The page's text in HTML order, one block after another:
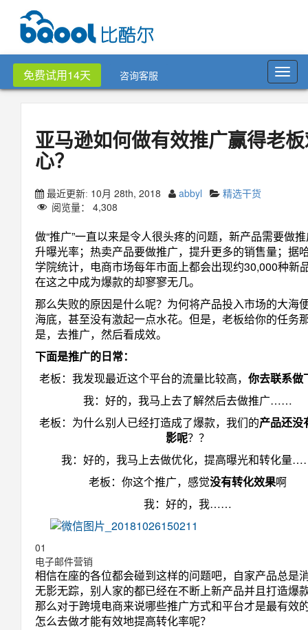
免费试用14天 咨询客服
亚马逊如何做有效推广赢得老
心？
最近更新: 10月 28th, 2018 abbyl
精选干货
阅览量： 4,308
做“推广”一直以来是令人很头疼的问题，新产品需要做
升曝光率；热卖产品要做推广，提升更多的销售量；据
学院统计，电商市场每年市面上都会出现约30,000种新
在这之中成为爆款的却寥寥无几。
那么失败的原因是什么呢？为何将产品投入市场的大海
海底，甚至没有激起一点水花。但是，老板给你的任务
是，去推广，然后看成效。
下面是推广的日常：
老板：我发现最近这个平台的流量比较高， 你去联系做
我：好的，我马上去了解然后去做推广……
老板：为什么别人已经打造成了爆款，我们的产品还没
影呢？？
我：好的，我马上去做优化，提高曝光和转化量
老板：你这个推广，感觉没有转化效果啊
我：好的，我……
01
电子邮件营销
相信在座的各位都会碰到这样的问题吧，自家产品总是
无影无踪，别人家的都已经在不断上新产品并且打造爆
那么对于跨境电商来说哪些推广方式和平台才是最有效
怎么去做才能有效地提高转化率呢？